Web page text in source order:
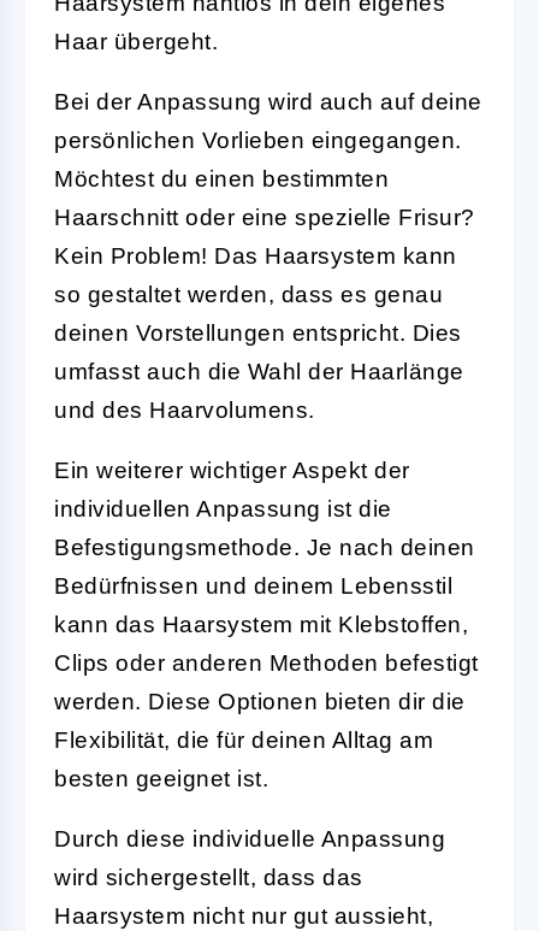
Haar übergeht.
Bei der Anpassung wird auch auf deine
persönlichen Vorlieben eingegangen.
Möchtest du einen bestimmten
Haarschnitt oder eine spezielle Frisur?
Kein Problem! Das Haarsystem kann
so gestaltet werden, dass es genau
deinen Vorstellungen entspricht. Dies
umfasst auch die Wahl der Haarlänge
und des Haarvolumens.
Ein weiterer wichtiger Aspekt der
individuellen Anpassung ist die
Befestigungsmethode. Je nach deinen
Bedürfnissen und deinem Lebensstil
kann das Haarsystem mit Klebstoffen,
Clips oder anderen Methoden befestigt
werden. Diese Optionen bieten dir die
Flexibilität, die für deinen Alltag am
besten geeignet ist.
Durch diese individuelle Anpassung
wird sichergestellt, dass das
Haarsystem nicht nur gut aussieht,